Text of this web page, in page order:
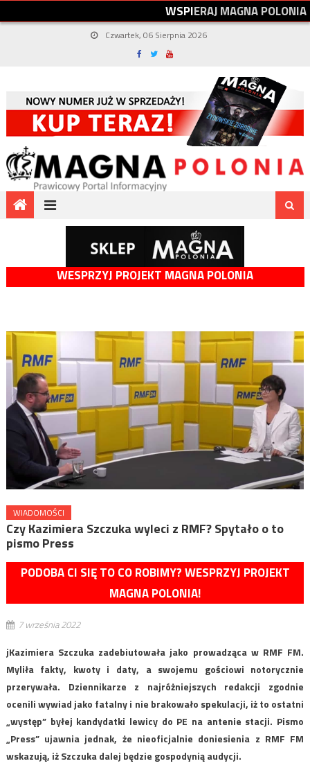
WSPIERAJMAGNAPOLONIA
Czwartek, 06 Sierpnia 2026
WESPRZYJ PROJEKT MAGNA POLONIA
WIADOMOŚCI
Czy Kazimiera Szczuka wyleci z RMF? Spytało o to
pismo Press
PODOBA CI SIĘ TO CO ROBIMY? WESPRZYJ PROJEKT
MAGNA POLONIA!
7 września 2022
jKazimiera Szczuka zadebiutowała jako prowadząca w RMF FM.
Myliła fakty, kwoty i daty, a swojemu gościowi notorycznie
przerywała. Dziennikarze z najróżniejszych redakcji zgodnie
ocenili wywiad jako fatalny i nie brakowało spekulacji, iż to ostatni
„występ” byłej kandydatki lewicy do PE na antenie stacji. Pismo
„Press” ujawnia jednak, że nieoficjalnie doniesienia z RMF FM
wskazują, iż Szczuka dalej będzie gospodynią audycji.